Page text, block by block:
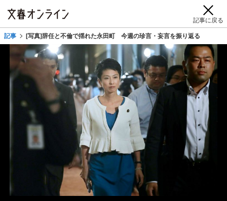
記事に戻る
記事 [写真]辞任と不倫で揺れた永田町 今週の珍言・妄言を振り返る